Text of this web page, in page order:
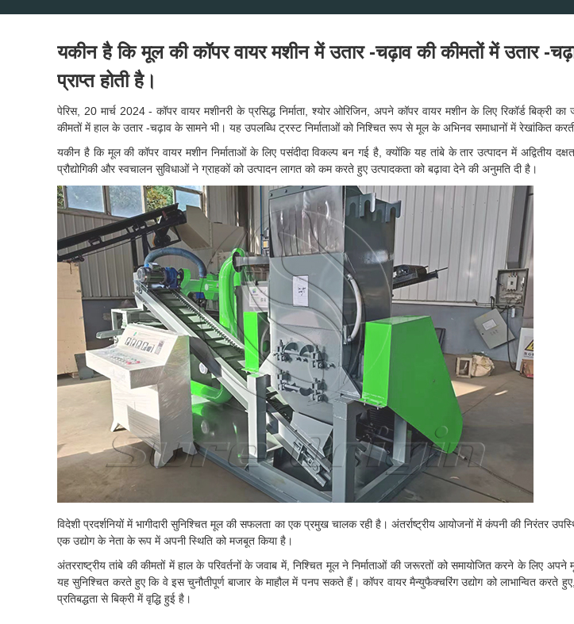
यकीन है कि मूल की कॉपर वायर मशीन में उतार -चढ़ाव की कीमतों में उतार -
प्राप्त होती है।
पेरिस, 20 मार्च 2024 - कॉपर वायर मशीनरी के प्रसिद्ध निर्माता, श्योर ओरिजिन, अपने कॉपर वायर मशीन के लिए रिकॉर्ड बिक्री
कीमतों में हाल के उतार -चढ़ाव के सामने भी। यह उपलब्धि ट्रस्ट निर्माताओं को निश्चित रूप से मूल के अभिनव समाधानों में रेखांकित
यकीन है कि मूल की कॉपर वायर मशीन निर्माताओं के लिए पसंदीदा विकल्प बन गई है, क्योंकि यह तांबे के तार उत्पादन में अद्वितीय
प्रौद्योगिकी और स्वचालन सुविधाओं ने ग्राहकों को उत्पादन लागत को कम करते हुए उत्पादकता को बढ़ावा देने की अनुमति दी है।
विदेशी प्रदर्शनियों में भागीदारी सुनिश्चित मूल की सफलता का एक प्रमुख चालक रही है। अंतर्राष्ट्रीय आयोजनों में कंपनी की निरंतर
एक उद्योग के नेता के रूप में अपनी स्थिति को मजबूत किया है।
अंतरराष्ट्रीय तांबे की कीमतों में हाल के परिवर्तनों के जवाब में, निश्चित मूल ने निर्माताओं की जरूरतों को समायोजित करने के लिए
यह सुनिश्चित करते हुए कि वे इस चुनौतीपूर्ण बाजार के माहौल में पनप सकते हैं। कॉपर वायर मैन्युफैक्चरिंग उद्योग को लाभान्वित करते
प्रतिबद्धता से बिक्री में वृद्धि हुई है।